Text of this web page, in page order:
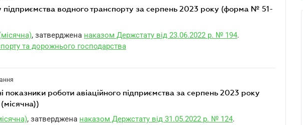
, затверджена наказом Держстату від 23.06.2022 р. № 194.
та дорожнього господарства
, затверджена наказом Держстату від 31.05.2022 р. № 124.